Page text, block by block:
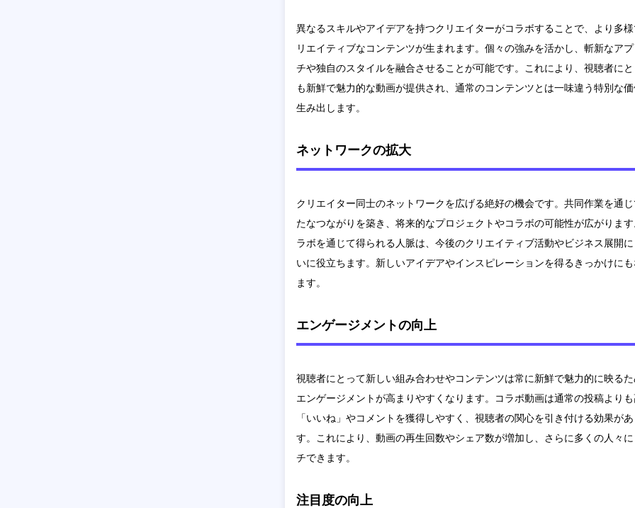
異なるスキルやアイデアを持つクリエイターがコラボすることで、より多
リエイティブなコンテンツが生まれます。個々の強みを活かし、斬新なア
チや独自のスタイルを融合させることが可能です。これにより、視聴者に
も新鮮で魅力的な動画が提供され、通常のコンテンツとは一味違う特別な
生み出します。
ネットワークの拡大
クリエイター同士のネットワークを広げる絶好の機会です。共同作業を通
たなつながりを築き、将来的なプロジェクトやコラボの可能性が広がりま
ラボを通じて得られる人脈は、今後のクリエイティブ活動やビジネス展開
いに役立ちます。新しいアイデアやインスピレーションを得るきっかけに
ます。
エンゲージメントの向上
視聴者にとって新しい組み合わせやコンテンツは常に新鮮で魅力的に映る
エンゲージメントが高まりやすくなります。コラボ動画は通常の投稿より
「いいね」やコメントを獲得しやすく、視聴者の関心を引き付ける効果が
す。これにより、動画の再生回数やシェア数が増加し、さらに多くの人々
チできます。
注目度の向上